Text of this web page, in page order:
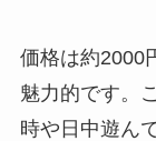
価格は約2000
魅力的です。
時や日中遊ん